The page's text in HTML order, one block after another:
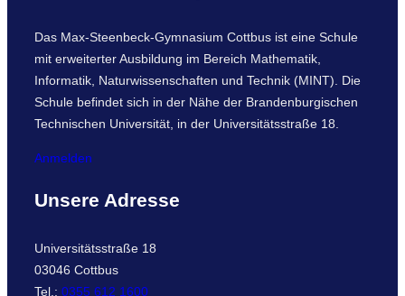
Das Max-Steenbeck-Gymnasium Cottbus ist eine Schule
mit erweiterter Ausbildung im Bereich Mathematik,
Informatik, Naturwissenschaften und Technik (MINT). Die
Schule befindet sich in der Nähe der Brandenburgischen
Technischen Universität, in der Universitätsstraße 18.
Anmelden
Unsere Adresse
Universitätsstraße 18
03046 Cottbus
Tel.: 0355 612 1600